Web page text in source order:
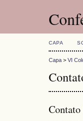
CAPA
Capa > VI